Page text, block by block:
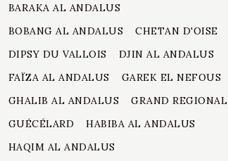
BARAKA AL ANDALUS
BOBANG AL ANDALUS
CHETAN D'OISE
DIPSY DU VALLOIS
DJIN AL ANDALUS
FAÏZA AL ANDALUS
GAREK EL NEFOUS
GHALIB AL ANDALUS
GRAND REGIONAL
GUÉCÉLARD
HABIBA AL ANDALUS
HAQIM AL ANDALUS